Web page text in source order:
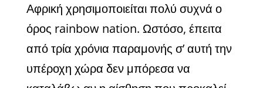
Αφρική χρησιμοποιείται πολύ συχνά ο
όρος rainbow nation. Ωστόσο, έπειτα
από τρία χρόνια παραμονής σ’ αυτή την
υπέροχη χώρα δεν μπόρεσα να